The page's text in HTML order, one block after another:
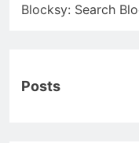
Blocksy: Search
Posts